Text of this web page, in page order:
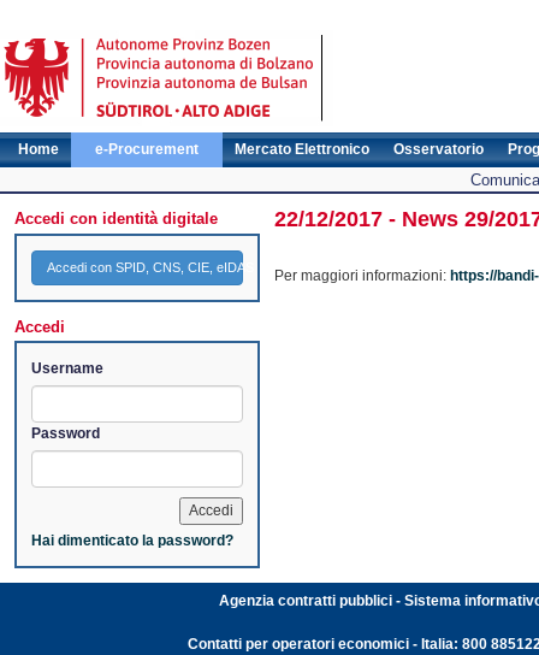
Home e-Procurement Mercato Elettronico Osservatorio
Accedi con identità digitale
Accedi con SPID, CNS, CIE, eIDAS
Accedi
Username
Password
Hai dimenticato la password?
22/12/2017 - News 29/
Per maggiori informazioni: https://
Agenzia contratti pubblici - Sistema
Contatti per operatori economici - Italia: 800